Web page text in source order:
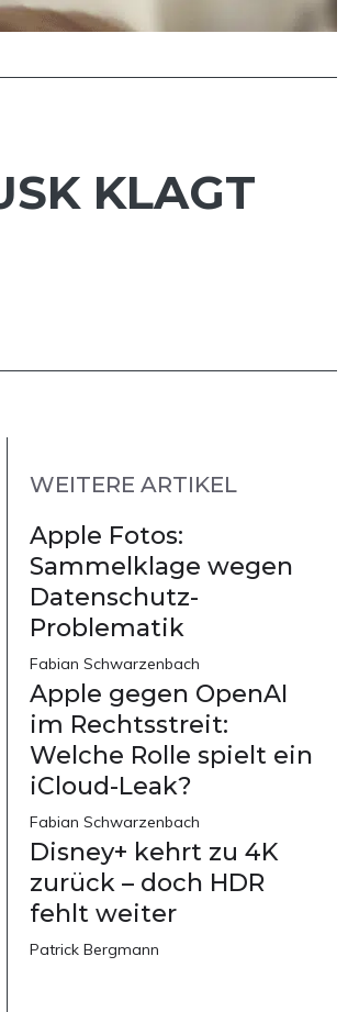
KLAGT
WEITERE ARTIKEL
Apple Fotos:
Sammelklage wegen
Datenschutz-
Problematik
Fabian Schwarzenbach
Apple gegen OpenAI
im Rechtsstreit:
Welche Rolle spielt ein
iCloud-Leak?
Fabian Schwarzenbach
Disney+ kehrt zu 4K
zurück – doch HDR
fehlt weiter
Patrick Bergmann